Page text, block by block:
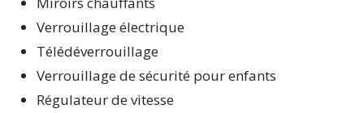
Verrouillage électrique
Télédéverrouillage
Verrouillage de sécurité pour enfants
Régulateur de vitesse